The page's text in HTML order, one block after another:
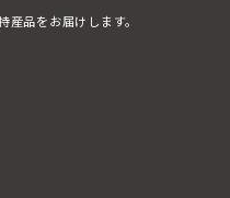
品をお届けします。